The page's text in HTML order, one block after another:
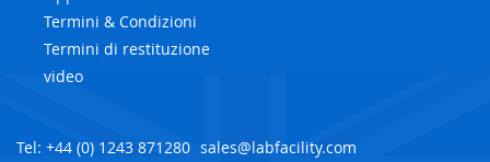
Termini & Condizioni
Termini di restituzione
video
Tel: +44 (0) 1243 871280 sales@labfacility.com